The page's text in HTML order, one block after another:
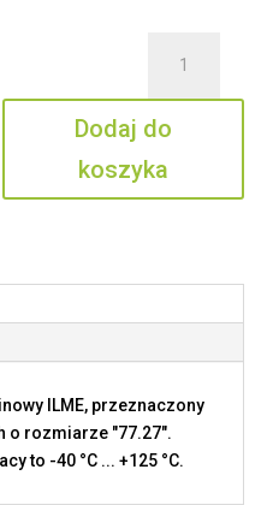
16
R
Dodaj do
koszyka
ILME, przeznaczony
o rozmiarze "77.27".
to -40 °C ... +125 °C.